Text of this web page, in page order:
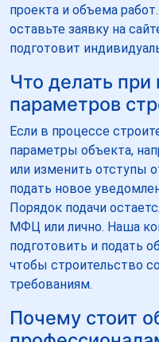
проекта и объема
оставьте заявку на
подготовит
Что делать
параметров
Если в процессе
параметры объекта,
или изменить отступы
подать новое
Порядок подачи
МФЦ или лично. Наша
подготовить и подать
чтобы строительство
требованиям.
Почему стоит